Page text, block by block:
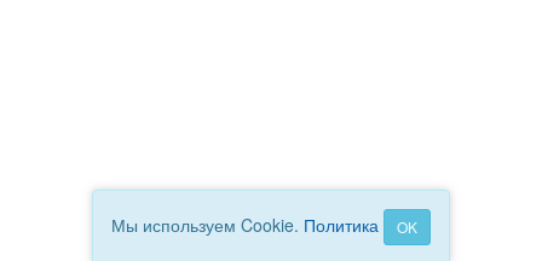
Мы используем Cookie. Политика OK